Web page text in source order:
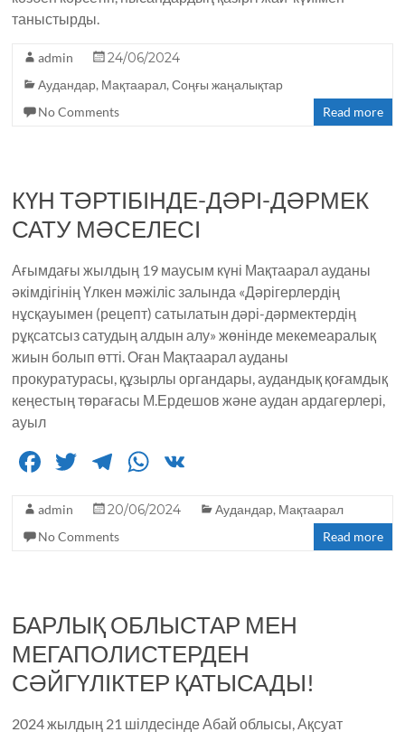
таныстырды.
admin 24/06/2024
Аудандар, Мақтаарал,Соңғы жаңалықтар
No Comments
Read more
КҮН ТӘРТІБІНДЕ-ДӘРІ-ДӘРМЕК
САТУ МӘСЕЛЕСІ
Ағымдағы жылдың 19 маусым күні Мақтаарал ауданы
әкімдігінің Үлкен мәжіліс залында «Дәрігерлердің
нұсқауымен (рецепт) сатылатын дәрі-дәрмектердің
рұқсатсыз сатудың алдын алу» жөнінде мекемеаралық
жиын болып өтті. Оған Мақтаарал ауданы
прокуратурасы, құзырлы органдары, аудандық қоғамдық
кеңестың төрағасы М.Ердешов және аудан ардагерлері,
ауыл
F
c
e
o
k
T
it
te
T
e
g
W
a
p
admin 20/06/2024 Аудандар, Мақтаарал
No Comments
Read more
БАРЛЫҚ ОБЛЫСТАР МЕН
МЕГАПОЛИСТЕРДЕН
СӘЙГҮЛІКТЕР ҚАТЫСАДЫ!
2024 жылдың 21 шілдесінде Абай облысы, Ақсуат